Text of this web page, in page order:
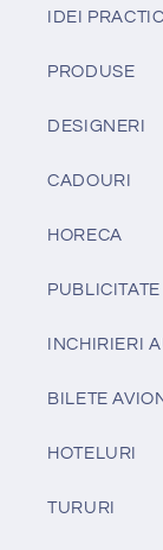
IDEI
PRODUSE
DESIGNERI
CADOURI
HORECA
PUBLICITATE
INCHIRIERI
BILETE
HOTELURI
TURURI